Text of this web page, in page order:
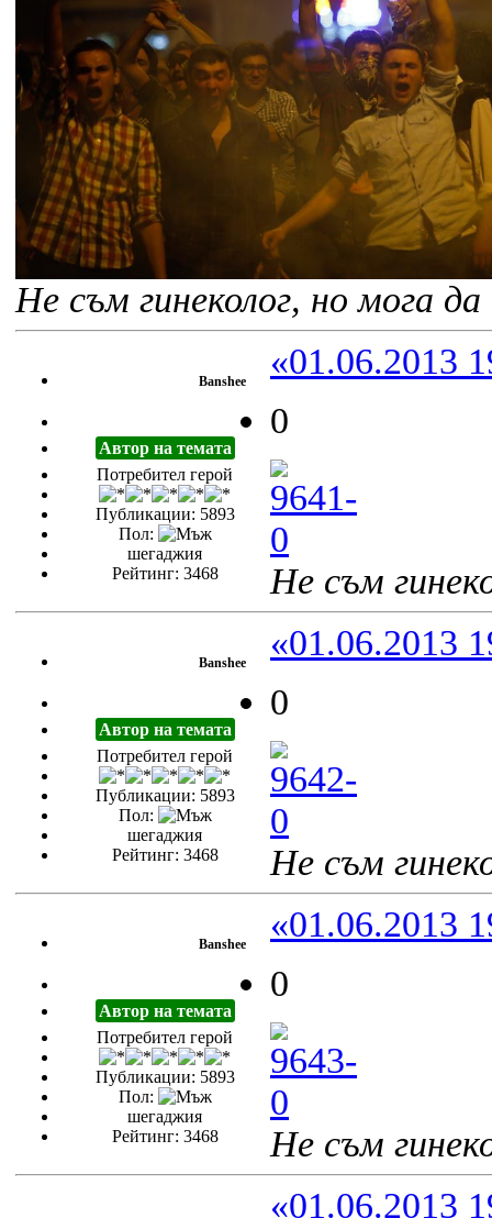
Не съм гинеколог, но мога да
Banshee
Автор на темата
Потребител герой
Публикации: 5893
Пол:
шегаджия
Рейтинг: 3468
«01.06.2013
0
Не съм
Banshee
Автор на темата
Потребител герой
Публикации: 5893
Пол:
шегаджия
Рейтинг: 3468
«01.06.2013
0
Не съм
Banshee
Автор на темата
Потребител герой
Публикации: 5893
Пол:
шегаджия
Рейтинг: 3468
«01.06.2013
0
Не съм
«01.06.2013